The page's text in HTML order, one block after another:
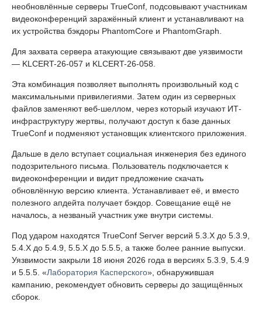
необновлённые серверы TrueConf, подсовывают участникам
видеоконференций заражённый клиент и устанавливают на
их устройства бэкдоры PhantomCore и PhantomGraph.
Для захвата сервера атакующие связывают две уязвимости
— KLCERT-26-057 и KLCERT-26-058.
Эта комбинация позволяет выполнять произвольный код с
максимальными привилегиями. Затем один из серверных
файлов заменяют веб-шеллом, через который изучают ИТ-
инфраструктуру жертвы, получают доступ к базе данных
TrueConf и подменяют установщик клиентского приложения.
Дальше в дело вступает социальная инженерия без единого
подозрительного письма. Пользователь подключается к
видеоконференции и видит предложение скачать
обновлённую версию клиента. Устанавливает её, и вместо
полезного апдейта получает бэкдор. Совещание ещё не
началось, а незваный участник уже внутри системы.
Под ударом находятся TrueConf Server версий 5.3.X до 5.3.9,
5.4.X до 5.4.9, 5.5.X до 5.5.5, а также более ранние выпуски.
Уязвимости закрыли 18 июня 2026 года в версиях 5.3.9, 5.4.9
и 5.5.5. «Лаборатория Касперского», обнаружившая
кампанию, рекомендует обновить серверы до защищённых
сборок.